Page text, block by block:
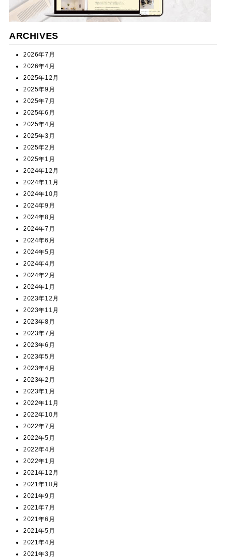
ARCHIVES
2026年7月
2026年4月
2025年12月
2025年9月
2025年7月
2025年6月
2025年4月
2025年3月
2025年2月
2025年1月
2024年12月
2024年11月
2024年10月
2024年9月
2024年8月
2024年7月
2024年6月
2024年5月
2024年4月
2024年2月
2024年1月
2023年12月
2023年11月
2023年8月
2023年7月
2023年6月
2023年5月
2023年4月
2023年2月
2023年1月
2022年11月
2022年10月
2022年7月
2022年5月
2022年4月
2022年1月
2021年12月
2021年10月
2021年9月
2021年7月
2021年6月
2021年5月
2021年4月
2021年3月